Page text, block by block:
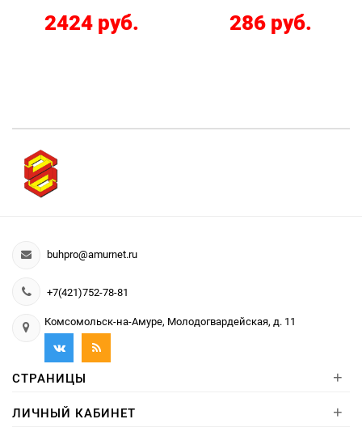
2424 руб. 286 руб.
buhpro@amurnet.ru
+7(421)752-78-81
Комсомольск-на-Амуре, Молодогвардейская, д. 11
СТРАНИЦЫ +
ЛИЧНЫЙ КАБИНЕТ +